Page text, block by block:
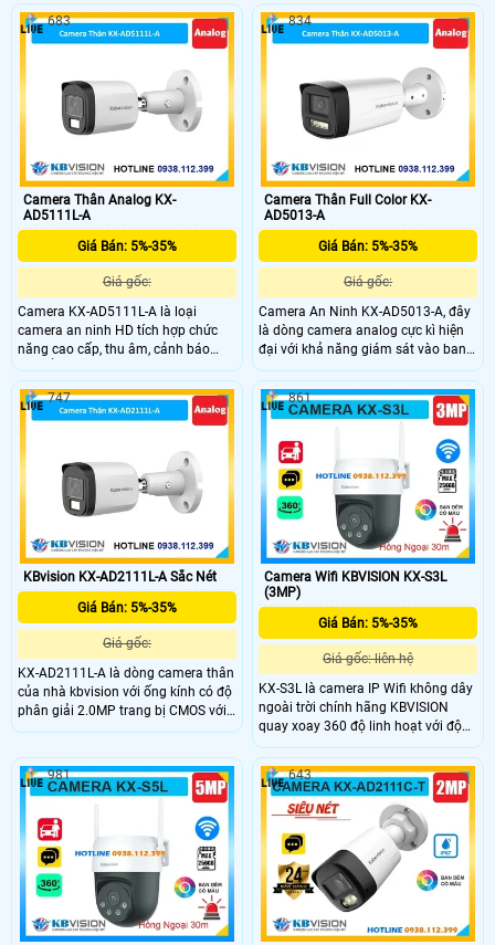
349°, dọc -5~90°, tích hợp hồng
ngoại và LED sáng ấm cho hình ảnh
rõ nét ngày đêm. Tất cả điều khiển
dễ dàng qua ứng dụng KBView Plus.
hồng ngoại và LED sáng ấm giúp
ghi hình rõ nét cả ngày lẫn đêm.
Điều khiển trực tiếp dễ dàng qua
Camera Thân Analog KX-
AD5111L-A
Giá Bán: 5%-35%
Giá gốc:
Camera KX-AD5111L-A là loại
camera an ninh HD tích hợp chức
năng cao cấp, thu âm, cảnh báo
chuyển động thông minh, công
nghệ Smart Motion Detection, DWDR
chống ngược sáng, hình ảnh rõ hơn
ở mọi điều kiện ánh sáng. Sử dụng
thiếu sáng có màu ban đêm tối ưu
683
Camera Thân Full Color KX-
AD5013-A
Giá Bán: 5%-35%
Giá gốc:
Camera An Ninh KX-AD5013-A, đây
là dòng camera analog cực kì hiện
đại với khả năng giám sát vào ban
đêm cực kì ấn tượng lên đến 80m,
với chất liệu kim loại và nhựa mang
lại sự chắc chắn, tích hợp micro
giúp thu ấm cực kì ấn tượng.
834
KBvision KX-AD2111L-A Sắc Nét
Giá Bán: 5%-35%
Giá gốc:
KX-AD2111L-A là dòng camera thân
của nhà kbvision với ống kính có độ
phân giải 2.0MP trang bị CMOS với
độ phân giải 2.0MP cho ra hình ảnh
có màu vào ban đêm với khoảng
cách lên đến 20m, trang bị micro
giúp thu âm trực tiếp
747
Camera Wifi KBVISION KX-S3L
(3MP)
Giá Bán: 5%-35%
Giá gốc: liên hệ
KX-S3L là camera IP Wifi không dây
ngoài trời chính hãng KBVISION
quay xoay 360 độ linh hoạt với độ
phân giải 3MP sắc nét. Camera tích
hợp hồng ngoại 30m, công nghệ
ánh sáng kép Full Color, đàm thoại
2 chiều và khe cắm thẻ nhớ lên đến
256GB. Ngoài ra, camera còn có khả
năng phân biệt người và xe, tích hợp
báo động thông minh, đạt chuẩn
IP66 chống nước, hoạt động bền bỉ
giá rẻ.
861
981 643